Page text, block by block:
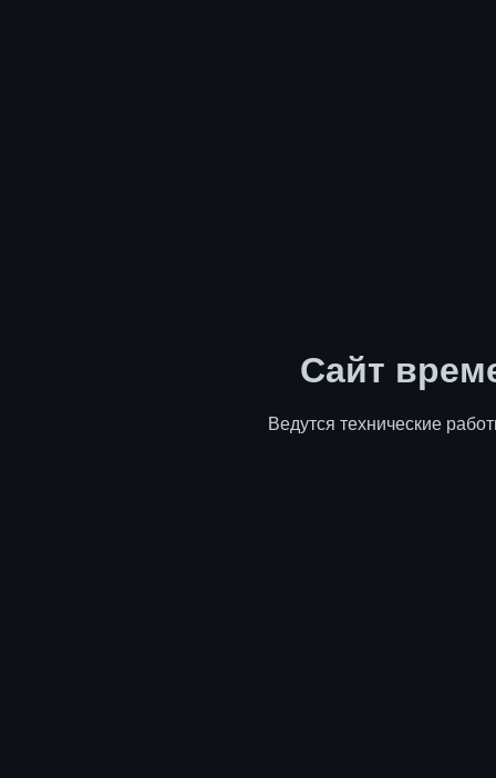
Сайт
Ведутся технические